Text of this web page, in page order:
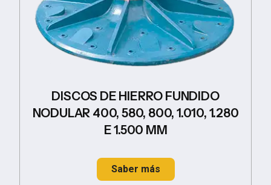
DISCOS DE HIERRO FUNDIDO
NODULAR 400, 580, 800, 1.010, 1.280
E 1.500 MM
Saber más